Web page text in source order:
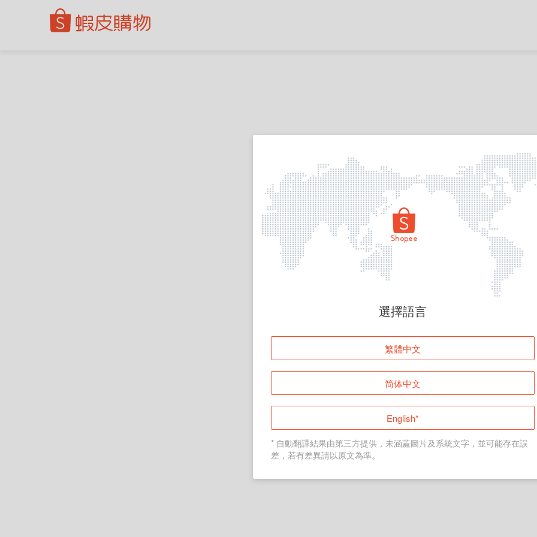
頁面無法顯示
登入
返回首頁
選擇語言
繁體中文
简体中文
English*
* 自動翻譯結果由第三方提供，未涵蓋圖片及系統文字，並可能存在誤
差，若有差異請以原文為準。